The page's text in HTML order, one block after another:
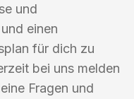
und
einen
für dich zu
bei uns melden
Fragen und